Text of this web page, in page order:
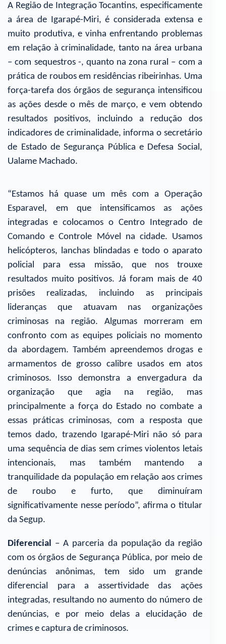
A Região de Integração Tocantins, especificamente
a área de Igarapé-Miri, é considerada extensa e
muito produtiva, e vinha enfrentando problemas
em relação à criminalidade, tanto na área urbana
– com sequestros -, quanto na zona rural – com a
prática de roubos em residências ribeirinhas. Uma
força-tarefa dos órgãos de segurança intensificou
as ações desde o mês de março, e vem obtendo
resultados positivos, incluindo a redução dos
indicadores de criminalidade, informa o secretário
de Estado de Segurança Pública e Defesa Social,
Ualame Machado.
“Estamos há quase um mês com a Operação
Esparavel, em que intensificamos as ações
integradas e colocamos o Centro Integrado de
Comando e Controle Móvel na cidade. Usamos
helicópteros, lanchas blindadas e todo o aparato
policial para essa missão, que nos trouxe
resultados muito positivos. Já foram mais de 40
prisões realizadas, incluindo as principais
lideranças que atuavam nas organizações
criminosas na região. Algumas morreram em
confronto com as equipes policiais no momento
da abordagem. Também apreendemos drogas e
armamentos de grosso calibre usados em atos
criminosos. Isso demonstra a envergadura da
organização que agia na região, mas
principalmente a força do Estado no combate a
essas práticas criminosas, com a resposta que
temos dado, trazendo Igarapé-Miri não só para
uma sequência de dias sem crimes violentos letais
intencionais, mas também mantendo a
tranquilidade da população em relação aos crimes
de roubo e furto, que diminuíram
significativamente nesse período”, afirma o titular
da Segup.
Diferencial
– A parceria da população da região
com os órgãos de Segurança Pública, por meio de
denúncias anônimas, tem sido um grande
diferencial para a assertividade das ações
integradas, resultando no aumento do número de
denúncias, e por meio delas a elucidação de
crimes e captura de criminosos.